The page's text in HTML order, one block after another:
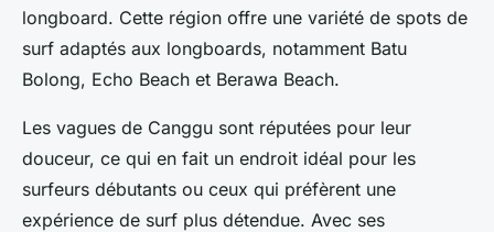
longboard. Cette région offre une variété de spots de
surf adaptés aux longboards, notamment Batu
Bolong, Echo Beach et Berawa Beach.
Les vagues de Canggu sont réputées pour leur
douceur, ce qui en fait un endroit idéal pour les
surfeurs débutants ou ceux qui préfèrent une
expérience de surf plus détendue. Avec ses